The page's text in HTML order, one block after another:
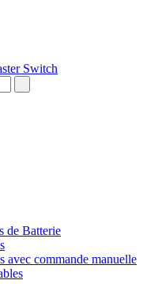
de Batterie
avec commande manuelle